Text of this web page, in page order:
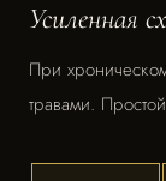
Усиленная
При
травами.